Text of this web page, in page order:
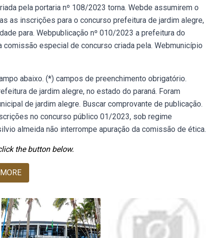
pela portaria nº 108/2023 torna. Webde assumirem o
as inscrições para o concurso prefeitura de jardim alegre,
para. Webpublicação nº 010/2023 a prefeitura do
especial de concurso criada pela. Webmunicípio
abaixo. (*) campos de preenchimento obrigatório.
de jardim alegre, no estado do paraná. Foram
de jardim alegre. Buscar comprovante de publicação.
no concurso público 01/2023, sob regime
almeida não interrompe apuração da comissão de ética.
the button below.